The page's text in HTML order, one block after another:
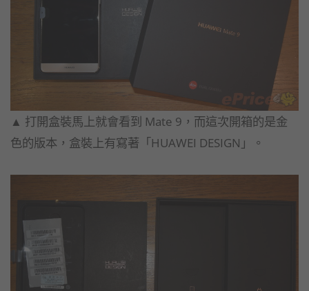
▲ 打開盒裝馬上就會看到 Mate 9，而這次開箱的是金
色的版本，盒裝上有寫著「HUAWEI DESIGN」。